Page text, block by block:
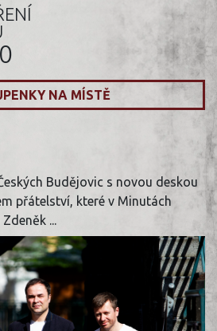
NA MÍSTĚ
Budějovic s novou deskou
přátelství, které v Minutách
...